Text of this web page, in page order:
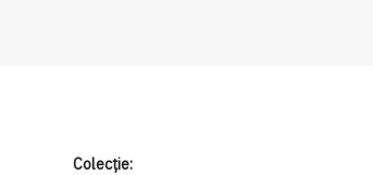
Colecție